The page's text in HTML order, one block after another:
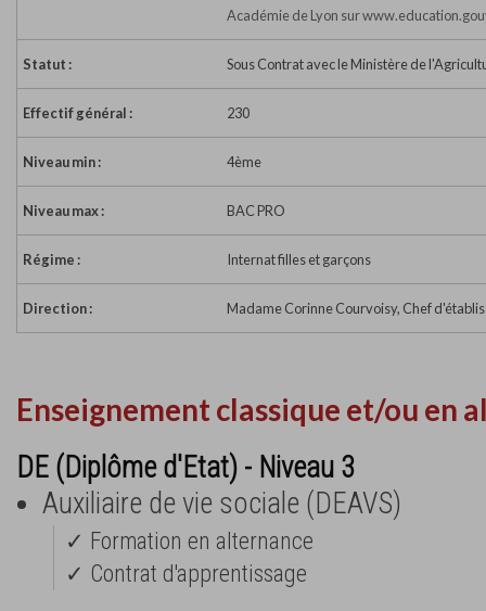
Académie de Lyon sur
Statut : Sous Contrat avec le Ministère de
Effectif général : 230
Niveau min : 4ème
Niveau max : BAC PRO
Régime : Internat filles et garçons
Direction : Madame Corinne Courvoisy, Chef
Enseignement classique et/ou en
DE (Diplôme d'Etat) - Niveau 3
Auxiliaire de vie sociale (DEAVS)
✓ Formation en alternance
✓ Contrat d'apprentissage